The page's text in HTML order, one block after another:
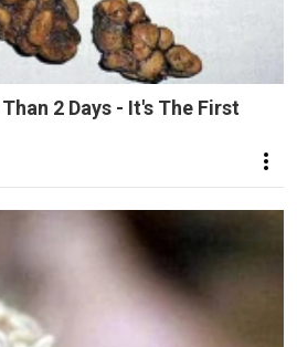
2 Days - It's The First